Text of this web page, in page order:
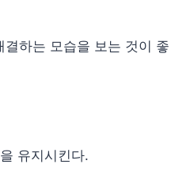
하는 모습을 보는 것이 좋
유지시킨다.